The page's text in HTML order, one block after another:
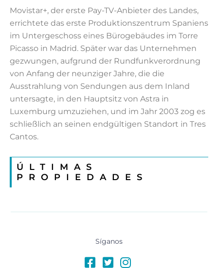
Movistar+, der erste Pay-TV-Anbieter des Landes,
errichtete das erste Produktionszentrum Spaniens
im Untergeschoss eines Bürogebäudes im Torre
Picasso in Madrid. Später war das Unternehmen
gezwungen, aufgrund der Rundfunkverordnung
von Anfang der neunziger Jahre, die die
Ausstrahlung von Sendungen aus dem Inland
untersagte, in den Hauptsitz von Astra in
Luxemburg umzuziehen, und im Jahr 2003 zog es
schließlich an seinen endgültigen Standort in Tres
Cantos.
ÚLTIMAS
PROPIEDADES
Síganos